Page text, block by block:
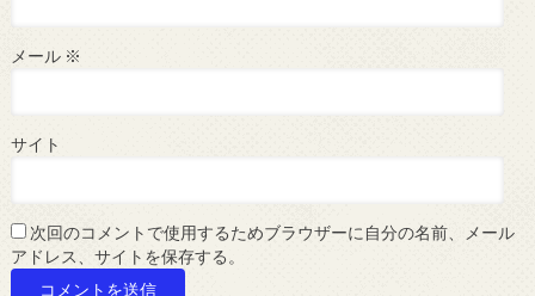
メール ※
サイト
次回のコメントで使用するためブラウザーに自分の名前、メール
アドレス、サイトを保存する。